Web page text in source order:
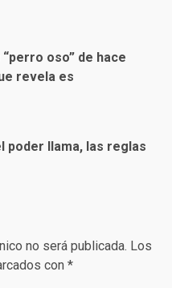
oso” de hace
revela es
poder llama, las reglas
no será publicada. Los
con *